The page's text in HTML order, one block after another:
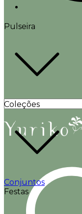
Pulseira
Coleções
Conjuntos
Festas